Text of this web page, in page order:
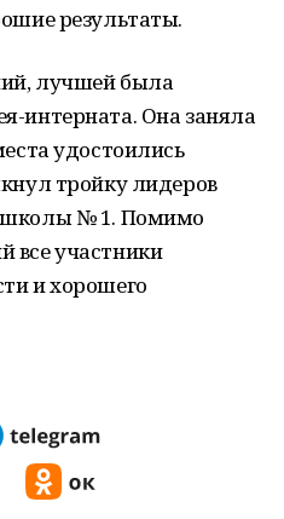
результаты.
лучшей была
интерната. Она заняла
удостоились
тройку лидеров
школы № 1. Помимо
все участники
и хорошего